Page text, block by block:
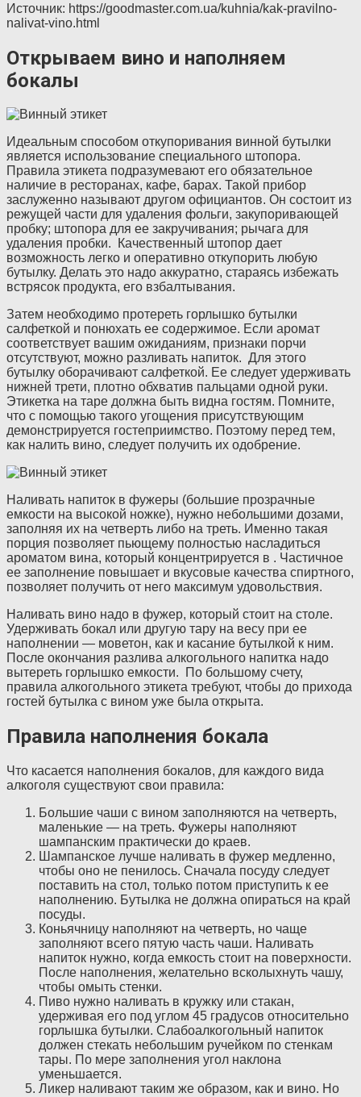
Источник: https://goodmaster.com.ua/kuhnia/kak-pravilno-
nalivat-vino.html
Открываем вино и наполняем
бокалы
Идеальным способом откупоривания винной бутылки
является использование специального штопора.
Правила этикета подразумевают его обязательное
наличие в ресторанах, кафе, барах. Такой прибор
заслуженно называют другом официантов. Он состоит из
режущей части для удаления фольги, закупоривающей
пробку; штопора для ее закручивания; рычага для
удаления пробки. Качественный штопор дает
возможность легко и оперативно откупорить любую
бутылку. Делать это надо аккуратно, стараясь избежать
встрясок продукта, его взбалтывания.
Затем необходимо протереть горлышко бутылки
салфеткой и понюхать ее содержимое. Если аромат
соответствует вашим ожиданиям, признаки порчи
отсутствуют, можно разливать напиток. Для этого
бутылку оборачивают салфеткой. Ее следует удерживать
нижней трети, плотно обхватив пальцами одной руки.
Этикетка на таре должна быть видна гостям. Помните,
что с помощью такого угощения присутствующим
демонстрируется гостеприимство. Поэтому перед тем,
как налить вино, следует получить их одобрение.
Наливать напиток в фужеры (большие прозрачные
емкости на высокой ножке), нужно небольшими дозами,
заполняя их на четверть либо на треть. Именно такая
порция позволяет пьющему полностью насладиться
ароматом вина, который концентрируется в . Частичное
ее заполнение повышает и вкусовые качества спиртного,
позволяет получить от него максимум удовольствия.
Наливать вино надо в фужер, который стоит на столе.
Удерживать бокал или другую тару на весу при ее
наполнении — моветон, как и касание бутылкой к ним.
После окончания разлива алкогольного напитка надо
вытереть горлышко емкости. По большому счету,
правила алкогольного этикета требуют, чтобы до прихода
гостей бутылка с вином уже была открыта.
Правила наполнения бокала
Что касается наполнения бокалов, для каждого вида
алкоголя существуют свои правила:
Большие чаши с вином заполняются на четверть,
маленькие — на треть. Фужеры наполняют
шампанским практически до краев.
Шампанское лучше наливать в фужер медленно,
чтобы оно не пенилось. Сначала посуду следует
поставить на стол, только потом приступить к ее
наполнению. Бутылка не должна опираться на край
посуды.
Коньячницу наполняют на четверть, но чаще
заполняют всего пятую часть чаши. Наливать
напиток нужно, когда емкость стоит на поверхности.
После наполнения, желательно всколыхнуть чашу,
чтобы омыть стенки.
Пиво нужно наливать в кружку или стакан,
удерживая его под углом 45 градусов относительно
горлышка бутылки. Слабоалкогольный напиток
должен стекать небольшим ручейком по стенкам
тары. По мере заполнения угол наклона
уменьшается.
Ликер наливают таким же образом, как и вино. Но